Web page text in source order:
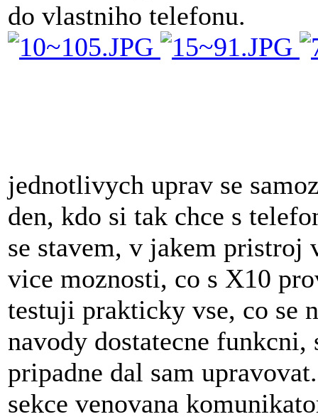
do vlastniho telefonu.
jednotlivych uprav se
den, kdo si tak chce s
se stavem, v jakem pristroj
vice moznosti, co s X10
testuji prakticky vse, co se
navody dostatecne
pripadne dal sam
sekce venovana